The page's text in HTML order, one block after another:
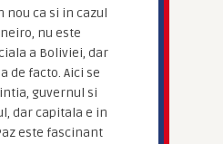
nou ca si in cazul
nu este
a Boliviei, dar
de facto. Aici se
guvernul si
dar capitala e in
este fascinant